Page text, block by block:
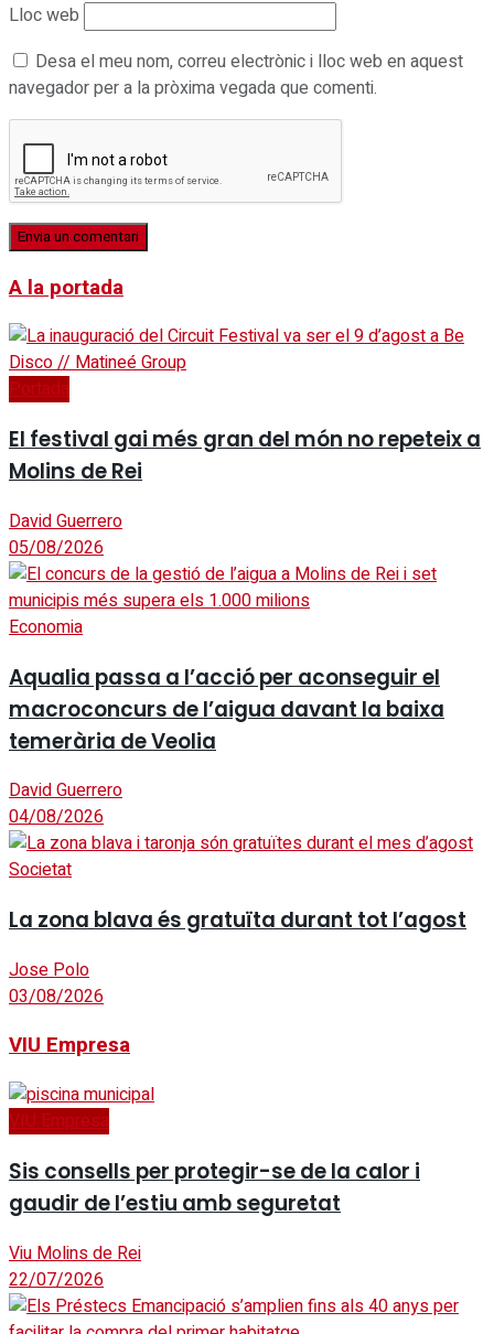
Lloc web
Desa el meu nom, correu electrònic i lloc web en aquest
navegador per a la pròxima vegada que comenti.
A la portada
Portada
El festival gai més gran del món no repeteix a
Molins de Rei
David Guerrero
05/08/2026
Economia
Aqualia passa a l’acció per aconseguir el
macroconcurs de l’aigua davant la baixa
temerària de Veolia
David Guerrero
04/08/2026
Societat
La zona blava és gratuïta durant tot l’agost
Jose Polo
03/08/2026
VIU Empresa
VIU Empresa
Sis consells per protegir-se de la calor i
gaudir de l’estiu amb seguretat
Viu Molins de Rei
22/07/2026